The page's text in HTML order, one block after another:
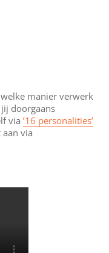
manier verwerk
doorgaans
via ’16 personalities’
via